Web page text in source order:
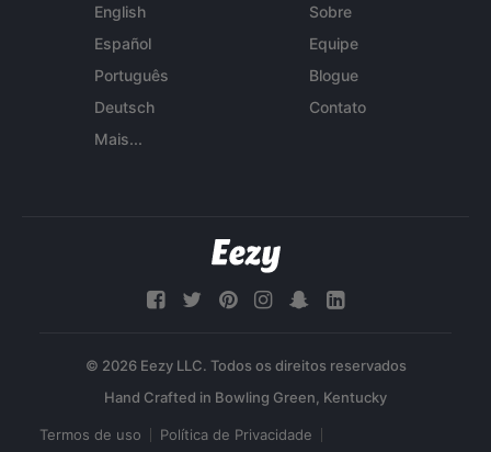
English
Español
Português
Deutsch
Mais...
Sobre
Equipe
Blogue
Contato
© 2026 Eezy LLC. Todos os direitos reservados
Termos de uso Política de Privacidade